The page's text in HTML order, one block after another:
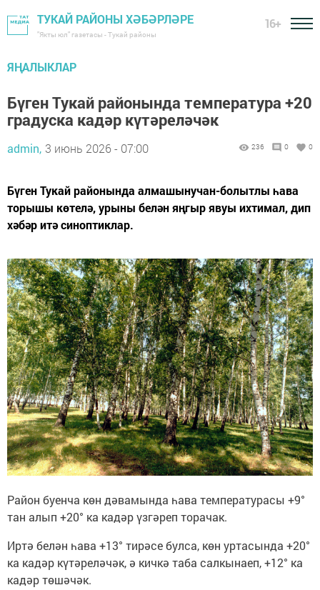
ТУКАЙ РАЙОНЫ ХӘБӘРЛӘРЕ
"Якты юл" газетасы - Тукай районы
16+
ЯҢАЛЫКЛАР
Бүген Тукай районында температура +20
градуска кадәр күтәреләчәк
admin, 3 июнь 2026 - 07:00 236 0 0
Бүген Тукай районында алмашынучан-болытлы һава
торышы көтелә, урыны белән яңгыр явуы ихтимал, дип
хәбәр итә синоптиклар.
Район буенча көн дәвамында һава температурасы +9°
тан алып +20° ка кадәр үзгәреп торачак.
Иртә белән һава +13° тирәсе булса, көн уртасында +20°
ка кадәр күтәреләчәк, ә кичкә таба салкынаеп, +12° ка
кадәр төшәчәк.